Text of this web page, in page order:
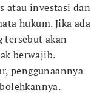
atau investasi dan
hukum. Jika ada
tersebut akan
berwajib.
penggunaannya